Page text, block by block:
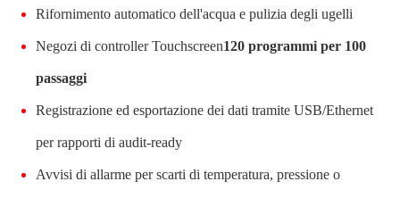
Rifornimento automatico dell'acqua e pulizia degli ugelli
Negozi di controller Touchscreen120 programmi per 100
passaggi
Registrazione ed esportazione dei dati tramite USB/Ethernet
per rapporti di audit-ready
Avvisi di allarme per scarti di temperatura, pressione o